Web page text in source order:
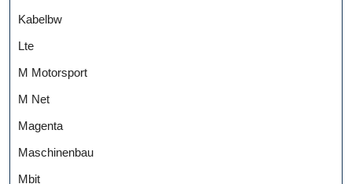
Kabelbw
Lte
M Motorsport
M Net
Magenta
Maschinenbau
Mbit